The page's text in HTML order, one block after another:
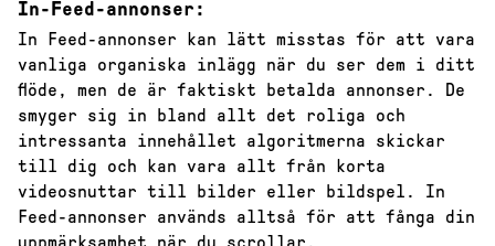
In-Feed-annonser:
In Feed-annonser kan lätt misstas för att vara
vanliga organiska inlägg när du ser dem i ditt
flöde, men de är faktiskt betalda annonser. De
smyger sig in bland allt det roliga och
intressanta innehållet algoritmerna skickar
till dig och kan vara allt från korta
videosnuttar till bilder eller bildspel. In
Feed-annonser används alltså för att fånga din